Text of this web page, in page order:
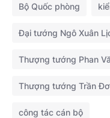
Bộ Quốc phòng
Đại tướng Ngô Xuân
Thượng tướng Phan
Thượng tướng Trần
công tác cán bộ